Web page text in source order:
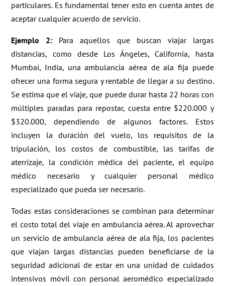
particulares. Es fundamental tener esto en cuenta antes de
aceptar cualquier acuerdo de servicio.
Ejemplo 2: Para aquellos que buscan viajar largas
distancias, como desde Los Ángeles, California, hasta
Mumbai, India, una ambulancia aérea de ala fija puede
ofrecer una forma segura y rentable de llegar a su destino.
Se estima que el viaje, que puede durar hasta 22 horas con
múltiples paradas para repostar, cuesta entre $220.000 y
$320.000, dependiendo de algunos factores. Estos
incluyen la duración del vuelo, los requisitos de la
tripulación, los costos de combustible, las tarifas de
aterrizaje, la condición médica del paciente, el equipo
médico necesario y cualquier personal médico
especializado que pueda ser necesario.
Todas estas consideraciones se combinan para determinar
el costo total del viaje en ambulancia aérea. Al aprovechar
un servicio de ambulancia aérea de ala fija, los pacientes
que viajan largas distancias pueden beneficiarse de la
seguridad adicional de estar en una unidad de cuidados
intensivos móvil con personal aeromédico especializado